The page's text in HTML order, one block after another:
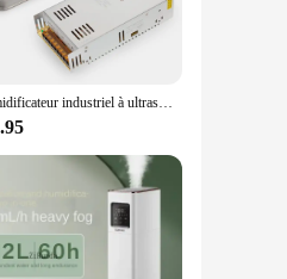
all the essential
humidification
to deliver the
Humidificateur industriel à ultrasons, brumisateur, brumisateur, brumisateur, 10 têtes avec puissance, pièces de machine à brouillard, DC 48V, 5000 ml/h